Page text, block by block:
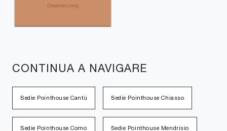
CONTINUA A NAVIGARE
Sedie Pointhouse Cantù Sedie Pointhouse Chiasso
Sedie Pointhouse Como Sedie Pointhouse Mendrisio